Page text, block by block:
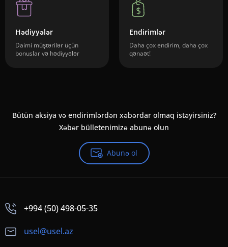
Hədiyyələr
Daimi müştərilər üçün
bonuslar və hədiyyələr
Endirimlər
Daha çox endirim, daha çox
qənaət!
Bütün aksiya və endirimlərdən xəbərdar olmaq istəyirsiniz?
Xəbər bülletenimizə abunə olun
Abunə ol
+994 (50) 498-05-35
usel@usel.az